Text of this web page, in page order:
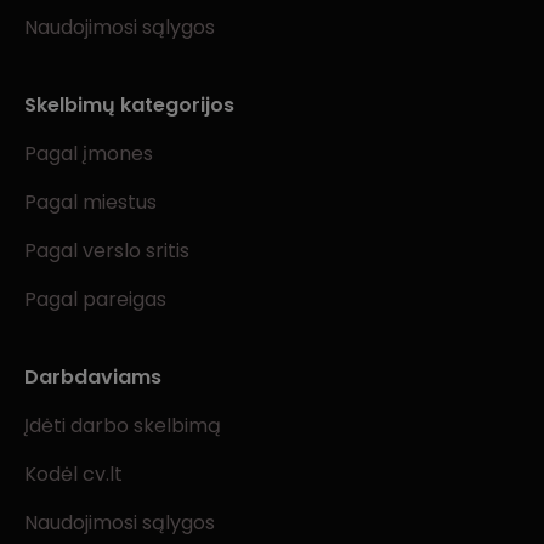
Naudojimosi sąlygos
Skelbimų kategorijos
Pagal įmones
Pagal miestus
Pagal verslo sritis
Pagal pareigas
Darbdaviams
Įdėti darbo skelbimą
Kodėl cv.lt
Naudojimosi sąlygos